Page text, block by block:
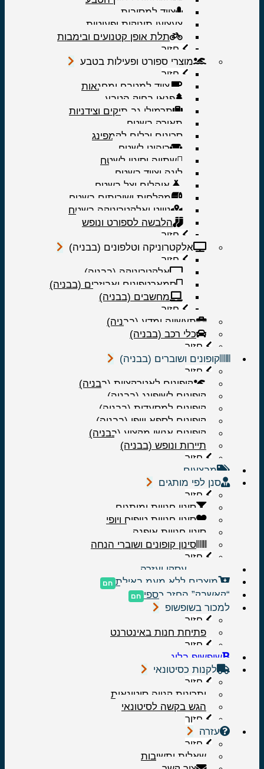
ציוד למסיבות
צעצועי תינוקות ופעוטות
תלת אופן קטנועים ובימבות
חזור
מוצרי ספורט ופעילות בטבע
חזור
ציוד למטבח ומחנאות
פנאי בחיק הטבע
תרמילי גב תיקים וצידניות
תאורה בשטח
סכינים וכלים לקמפינג
ריהוט לשטח
שתייה וסינון לשטח
לינה וציוד בשטח
אוהלים וצל בשטח
מקלחות ושירותים בשטח
ניווט ואלקטרוניקה בשטח
הלבשה לספורט ונופש
חזור
אלקטרוניקה וטלפונים (בבניה)
חזור
אלקטרוניקה (בבניה)
סמארטפונים ואביזרים (בבניה)
מחשבים (בבניה)
חזור
תעשייה ומדע (בבניה)
כלי רכב (בבניה)
חזור
קופונים ושוברים (בבניה)
חזור
קופונים לאטרקציות (בבניה)
קופונים לשופינג (בבניה)
קופונים למסעדות (בבניה)
קופונים לספא ויופי (בבניה)
קופונים אנשי מקצוע (בבניה)
תיירות ונופש (בבניה)
חזור
מבצעים
סנן לפי מותגים
חזור
סינון חנויות ומותגים
סינון חנויות טיפוח ויופי
סינון חנויות אופנה
סינון קופונים ושוברי הנחה
חזור
………….עסקי ועזרה…………..
מוצרים ללא מעמ באילת
“קאשבק” החזר כספי
למכור בשופשופ
חזור
פתיחת חנות באינטרנט
חזור
שופשופ בלוג
לקנות כסיטונאי
חזור
יתרונות קנייה סיטונאית
הגש בקשה לסיטונאי
חזור
עזרה
חזור
שאלות ותשובות